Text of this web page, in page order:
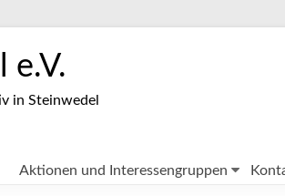
e.V.
in Steinwedel
Aktionen und Interessengruppen